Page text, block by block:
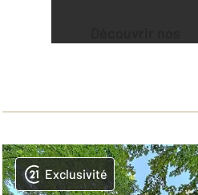
Exclusivité